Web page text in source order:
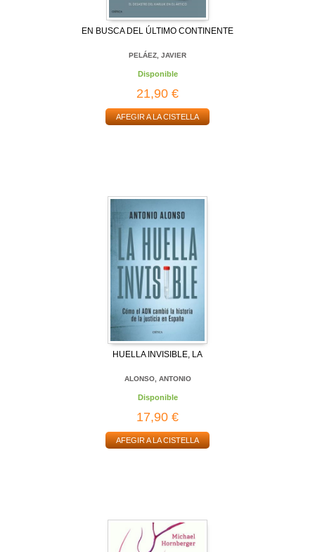
EN BUSCA DEL ÚLTIMO CONTINENTE
PELÁEZ, JAVIER
Disponible
21,90 €
AFEGIR A LA CISTELLA
HUELLA INVISIBLE, LA
ALONSO, ANTONIO
Disponible
17,90 €
AFEGIR A LA CISTELLA